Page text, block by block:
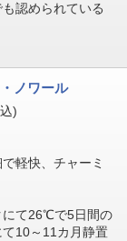
認められている
ノワール
)
軽快、チャーミ
にて26℃で5日間の
10～11カ月静置